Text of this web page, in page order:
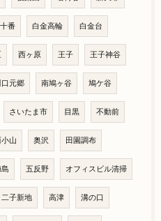
番 白金高輪 白金台
西ヶ原 王子 王子神谷
口元郷 南鳩ヶ谷 鳩ケ谷
さいたま市 目黒 不動前
小山 奥沢 田園調布
島 五反野 オフィスビル清掃
二子新地 高津 溝の口